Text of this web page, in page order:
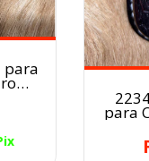
para
para